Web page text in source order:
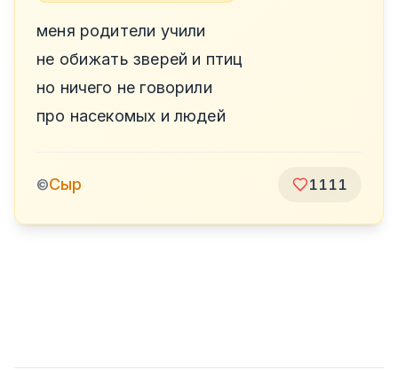
меня родители учили
не обижать зверей и птиц
но ничего не говорили
про насекомых и людей
©Сыр 1111